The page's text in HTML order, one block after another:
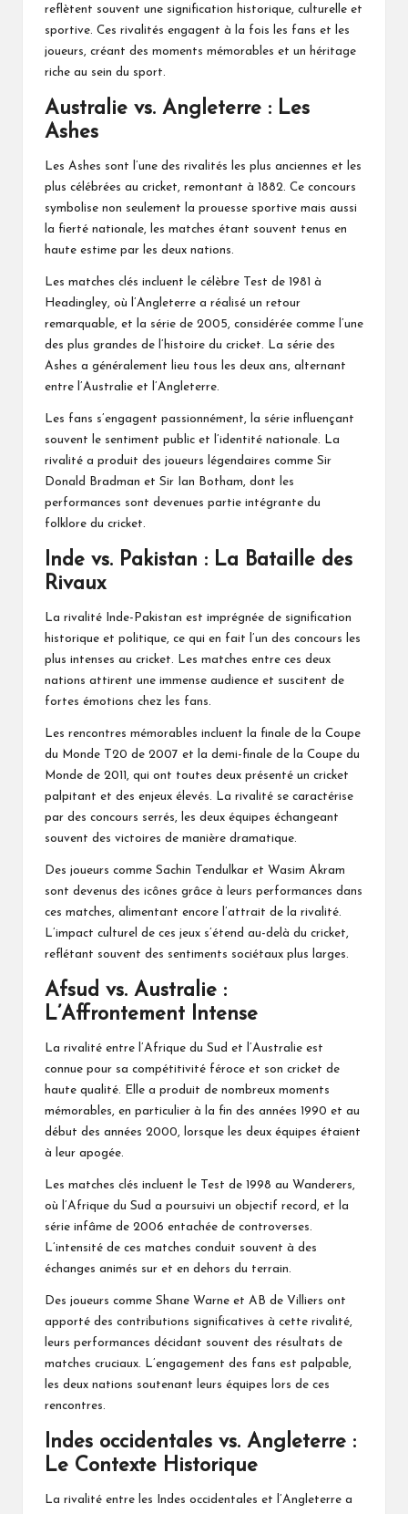
reflètent souvent une signification historique, culturelle et
sportive. Ces rivalités engagent à la fois les fans et les
joueurs, créant des moments mémorables et un héritage
riche au sein du sport.
Australie vs. Angleterre : Les
Ashes
Les Ashes sont l’une des rivalités les plus anciennes et les
plus célébrées au cricket, remontant à 1882. Ce concours
symbolise non seulement la prouesse sportive mais aussi
la fierté nationale, les matches étant souvent tenus en
haute estime par les deux nations.
Les matches clés incluent le célèbre Test de 1981 à
Headingley, où l’Angleterre a réalisé un retour
remarquable, et la série de 2005, considérée comme l’une
des plus grandes de l’histoire du cricket. La série des
Ashes a généralement lieu tous les deux ans, alternant
entre l’Australie et l’Angleterre.
Les fans s’engagent passionnément, la série influençant
souvent le sentiment public et l’identité nationale. La
rivalité a produit des joueurs légendaires comme Sir
Donald Bradman et Sir Ian Botham, dont les
performances sont devenues partie intégrante du
folklore du cricket.
Inde vs. Pakistan : La Bataille des
Rivaux
La rivalité Inde-Pakistan est imprégnée de signification
historique et politique, ce qui en fait l’un des concours les
plus intenses au cricket. Les matches entre ces deux
nations attirent une immense audience et suscitent de
fortes émotions chez les fans.
Les rencontres mémorables incluent la finale de la Coupe
du Monde T20 de 2007 et la demi-finale de la Coupe du
Monde de 2011, qui ont toutes deux présenté un cricket
palpitant et des enjeux élevés. La rivalité se caractérise
par des concours serrés, les deux équipes échangeant
souvent des victoires de manière dramatique.
Des joueurs comme Sachin Tendulkar et Wasim Akram
sont devenus des icônes grâce à leurs performances dans
ces matches, alimentant encore l’attrait de la rivalité.
L’impact culturel de ces jeux s’étend au-delà du cricket,
reflétant souvent des sentiments sociétaux plus larges.
Afsud vs. Australie :
L’Affrontement Intense
La rivalité entre l’Afrique du Sud et l’Australie est
connue pour sa compétitivité féroce et son cricket de
haute qualité. Elle a produit de nombreux moments
mémorables, en particulier à la fin des années 1990 et au
début des années 2000, lorsque les deux équipes étaient
à leur apogée.
Les matches clés incluent le Test de 1998 au Wanderers,
où l’Afrique du Sud a poursuivi un objectif record, et la
série infâme de 2006 entachée de controverses.
L’intensité de ces matches conduit souvent à des
échanges animés sur et en dehors du terrain.
Des joueurs comme Shane Warne et AB de Villiers ont
apporté des contributions significatives à cette rivalité,
leurs performances décidant souvent des résultats de
matches cruciaux. L’engagement des fans est palpable,
les deux nations soutenant leurs équipes lors de ces
rencontres.
Indes occidentales vs. Angleterre :
Le Contexte Historique
La rivalité entre les Indes occidentales et l’Angleterre a